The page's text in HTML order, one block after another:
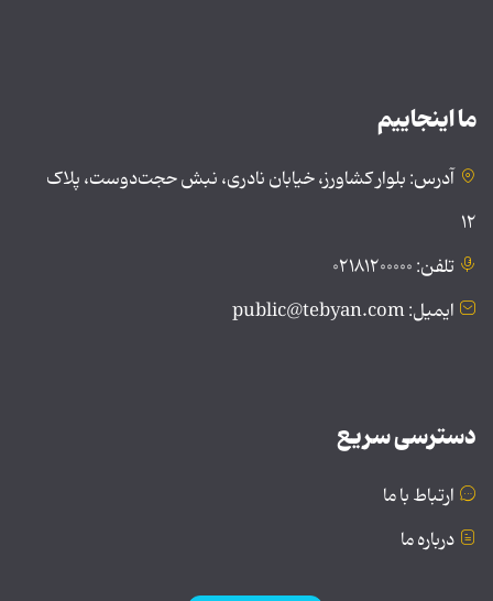
ما اینجاییم
آدرس: بلوار کشاورز، خیابان نادری، نبش حجت‌دوست، پلاک
۱۲
تلفن: ۰۲۱۸۱۲۰۰۰۰۰
ایمیل: public@tebyan.com
دسترسی سریع
ارتباط با ما
درباره ما